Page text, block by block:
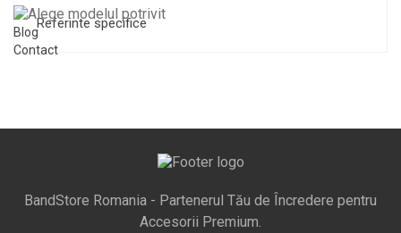
Blog
Contact
Referinte specifice
BandStore Romania - Partenerul Tău de Încredere pentru
Accesorii Premium.